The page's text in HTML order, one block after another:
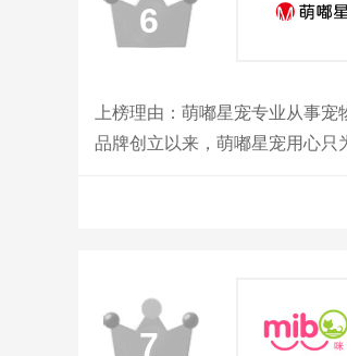
6
上榜理由：萌嘟星宠专业从事
品牌创立以来，萌嘟星宠用心只
7